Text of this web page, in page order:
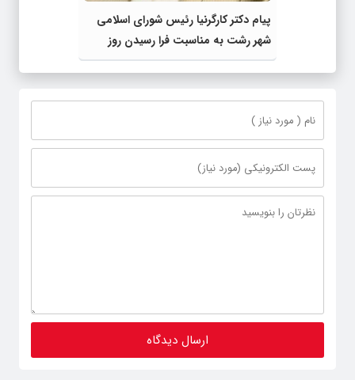
پیام دکتر کارگرنیا رئیس شورای اسلامی
شهر رشت به مناسبت فرا رسیدن روز
خبرنگار